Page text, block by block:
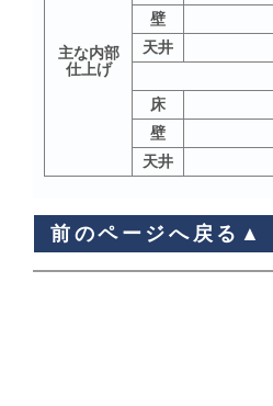
主な内部
仕上げ
壁
天井
床
壁
天井
前のページへ戻る▲